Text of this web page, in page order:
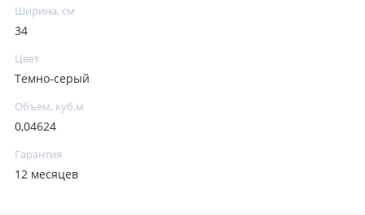
Ширина, см
34
Цвет
Темно-серый
Объем, куб.м
0,04624
Гарантия
12 месяцев